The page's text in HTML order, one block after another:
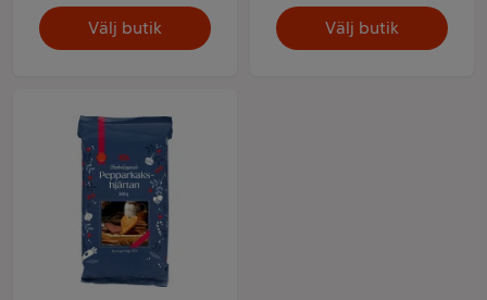
Välj butik Välj butik